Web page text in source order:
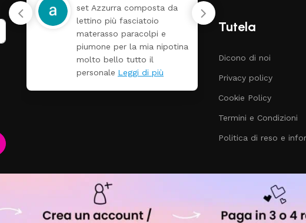
set Azzurra composta da
lettino più fasciatoio
materasso paracolpi e
piumone per la mia nipotina
molto bello tutto il
personale Leggi di più
Tutela
Dicono di noi
Privacy policy
Cookie Policy
Termini e Condizioni
Politica di reso e